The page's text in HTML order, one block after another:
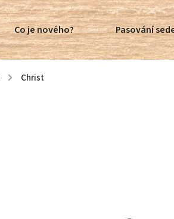
Co je nového? Pasování
/ Christ